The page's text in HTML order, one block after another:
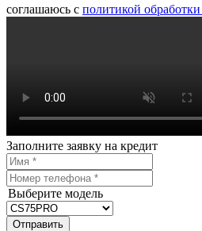
соглашаюсь с политикой
Заполните заявку на кредит
Выберите модель
Отправить